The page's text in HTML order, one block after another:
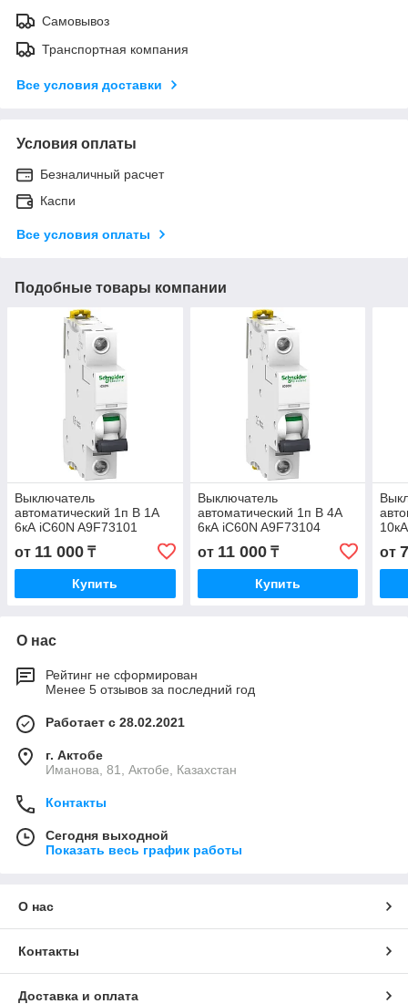
Самовывоз
Транспортная компания
Все условия доставки
Условия оплаты
Безналичный расчет
Каспи
Все условия оплаты
Подобные товары компании
Выключатель
автоматический 1п B 1А
6кА iC60N A9F73101
от 11 000 ₸
Купить
Выключатель
автоматический 1п B 4А
6кА iC60N A9F73104
от 11 000₸
Купить
от
О нас
Рейтинг не сформирован
Менее 5 отзывов за последний год
Работает с 28.02.2021
г. Актобе
Иманова, 81, Актобе, Казахстан
Контакты
Сегодня выходной
Показать весь график работы
О нас
Контакты
Доставка и оплата